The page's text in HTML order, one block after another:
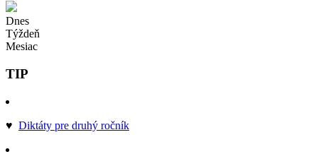
Dnes
Týždeň
Mesiac
TIP
♥ Diktáty pre druhý ročník